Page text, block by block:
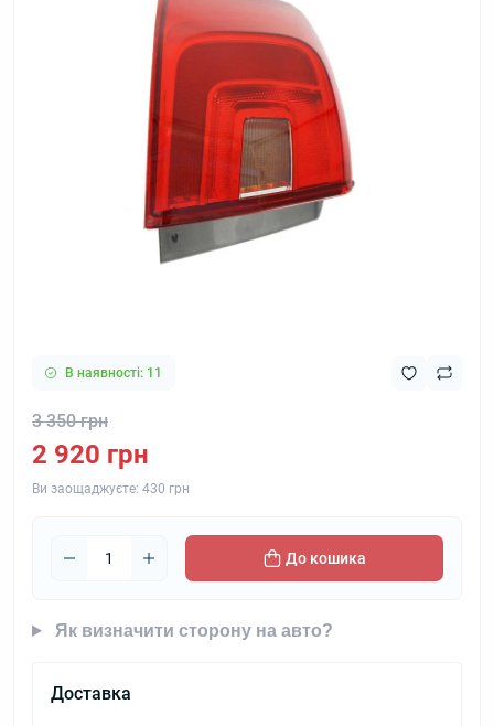
В наявності: 11
3 350 грн
2 920 грн
Ви заощаджуєте: 430 грн
До кошика
Як визначити сторону на авто?
Доставка